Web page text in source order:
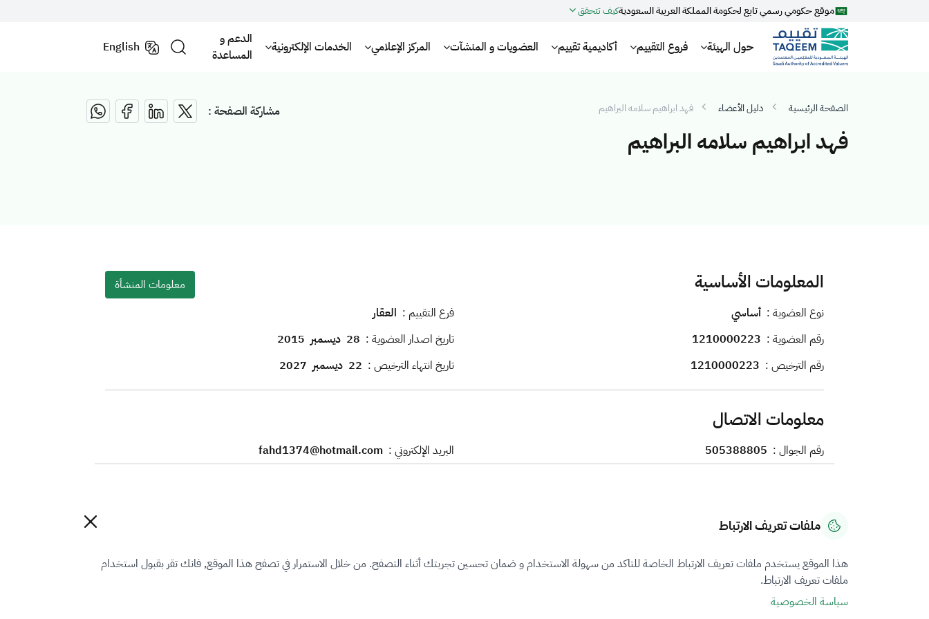
موقع حكومي رسمي تابع لحكومة المملكة العربية السعوديةكيف تتحقق
حول الهيئة فروع التقييم أكاديمية تقييم العضويات و المنشآت المركز الإعلامي الخدمات الإلكترونية
الدعم و
المساعدة
English
الصفحة الرئيسية دليل الأعضاء فهد ابراهيم سلامه البراهيم مشاركة الصفحة :
فهد ابراهيم سلامه البراهيم
المعلومات الأساسية
معلومات المنشأة
نوع العضوية : أساسي فرع التقييم : العقار
رقم العضوية : 1210000223 تاريخ اصدار العضوية : 28 ديسمبر 2015
رقم الترخيص : 1210000223 تاريخ انتهاء الترخيص : 22 ديسمبر 2027
معلومات الاتصال
رقم الجوال : 505388805 البريد الإلكتروني : fahd1374@hotmail.com
حاصل على شهادة الزمالة
ملفات تعريف الارتباط
هذا الموقع يستخدم ملفات تعريف الارتباط الخاصة للتاكد من سهولة الاستخدام و ضمان تحسين تجربتك أثناء التصفح. من خلال الاستمرار في تصفح هذا الموقع, فانك تقر بقبول استخدام
ملفات تعريف الارتباط.
سياسة الخصوصية